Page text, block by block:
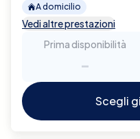
A domicilio
Vedi altre prestazioni
Prima disponibilità
-
Scegli